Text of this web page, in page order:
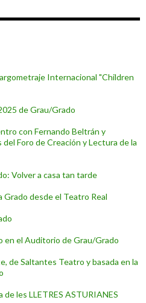
Internacional "Children
de Grau/Grado
con Fernando Beltrán y
Foro de Creación y Lectura de la
Volver a casa tan tarde
Grado desde el Teatro Real
en el Auditorio de Grau/Grado
de Saltantes Teatro y basada en la
les LLETRES ASTURIANES